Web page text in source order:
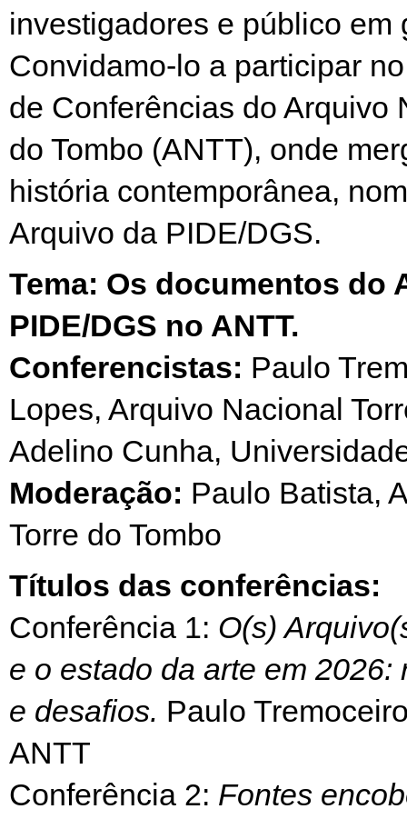
investigadores e público em
Convidamo-lo a participar
de Conferências do Arquivo
do Tombo (ANTT), onde
história contemporânea,
Arquivo da PIDE/DGS.
Tema: Os documentos do
PIDE/DGS no ANTT.
Conferencistas: Paulo
Lopes, Arquivo Nacional
Adelino Cunha,
Moderação: Paulo Batista,
Torre do Tombo
Títulos das conferências:
Conferência 1: O(s)
e o estado da arte em 2026:
e desafios. Paulo
ANTT
Conferência 2: Fontes